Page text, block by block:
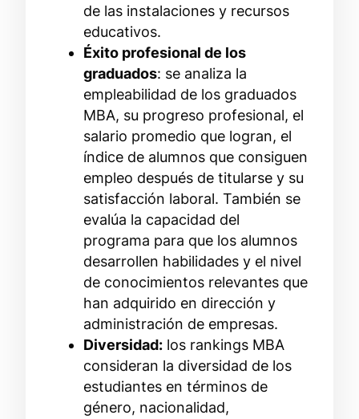
de las instalaciones y recursos
educativos.
Éxito profesional de los
graduados: se analiza la
empleabilidad de los graduados
MBA, su progreso profesional, el
salario promedio que logran, el
índice de alumnos que consiguen
empleo después de titularse y su
satisfacción laboral. También se
evalúa la capacidad del
programa para que los alumnos
desarrollen habilidades y el nivel
de conocimientos relevantes que
han adquirido en dirección y
administración de empresas.
Diversidad: los rankings MBA
consideran la diversidad de los
estudiantes en términos de
género, nacionalidad,